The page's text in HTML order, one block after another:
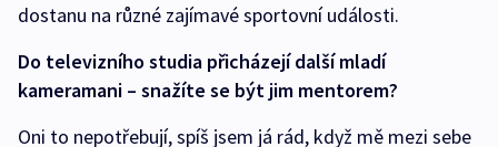
dostanu na různé zajímavé sportovní události.
Do televizního studia přicházejí další mladí
kameramani – snažíte se být jim mentorem?
Oni to nepotřebují, spíš jsem já rád, když mě mezi sebe